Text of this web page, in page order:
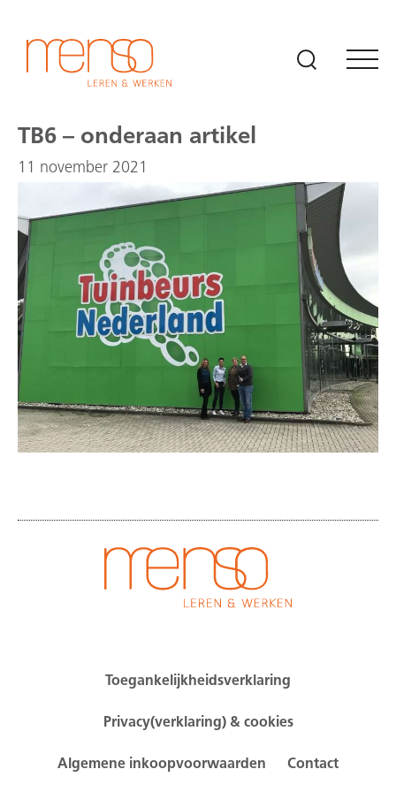
TB6 – onderaan artikel
11 november 2021
Toegankelijkheidsverklaring
Privacy(verklaring) & cookies
Algemene inkoopvoorwaarden Contact